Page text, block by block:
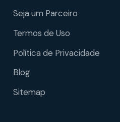
Seja um Parceiro
Termos de Uso
Política de Privacidade
Blog
Sitemap